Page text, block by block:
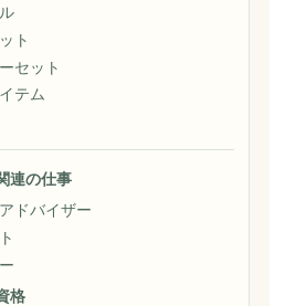
ト
セット
テム
連の仕事
ドバイザー
格